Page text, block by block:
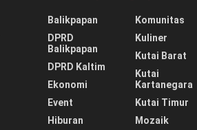
Balikpapan
DPRD
Balikpapan
DPRD Kaltim
Ekonomi
Event
Hiburan
Komunitas
Kuliner
Kutai Barat
Kutai
Kartanegara
Kutai Timur
Mozaik